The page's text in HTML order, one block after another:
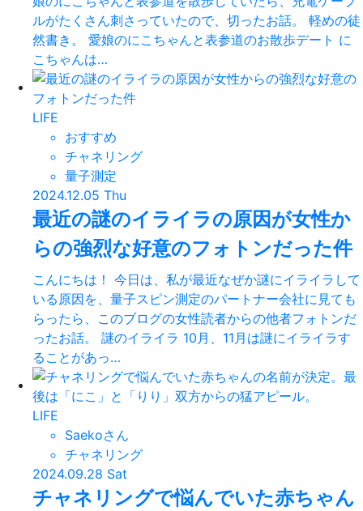
ルがたくさん刺さっていたので、切ったお話。 軽めの徒
然書き。 愛娘のにこちゃんと表参道のお散歩デート に
こちゃんは…
LIFE
おすすめ
チャネリング
量子測定
2024.12.05 Thu
最近の謎のイライラの原因が女性か
らの強烈な好意のフォトンだった件
こんにちは！ 今日は、私が最近なぜか謎にイライラして
いる原因を、量子スピン測定のパートナー会社に見ても
らったら、このブログの女性読者からの他者フォトンだ
ったお話。 謎のイライラ 10月、11月は謎にイライラす
ることがあっ…
LIFE
Saekoさん
チャネリング
2024.09.28 Sat
チャネリングで悩んでいた赤ちゃん